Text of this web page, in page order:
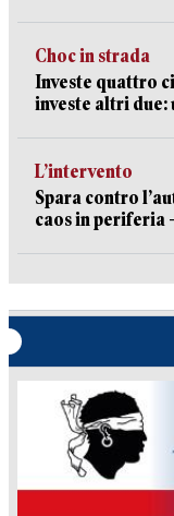
Choc in strada
Investe quattro
investe altri due:
L’intervento
Spara contro
caos in periferia